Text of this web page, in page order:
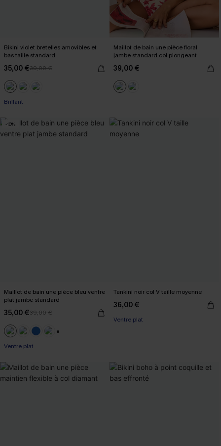
Bikini violet bretelles amovibles et
bas taille standard
35,00 €39,00 €
Brillant
Maillot de bain une pièce floral
jambe standard col plongeant
39,00 €
-10%
Maillot de bain une pièce bleu ventre
plat jambe standard
35,00 €39,00 €
Ventre plat
Tankini noir col V taille moyenne
36,00 €
Ventre plat